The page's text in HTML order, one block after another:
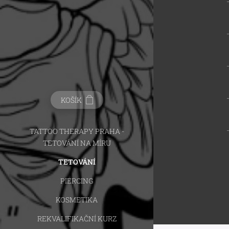
KOŠÍK
TATTOO THERAPY PRAHA -
TETOVÁNÍ NA MÍRU
TETOVÁNÍ
PIERCING
KOSMETIKA
REKVALIFIKAČNÍ KURZ